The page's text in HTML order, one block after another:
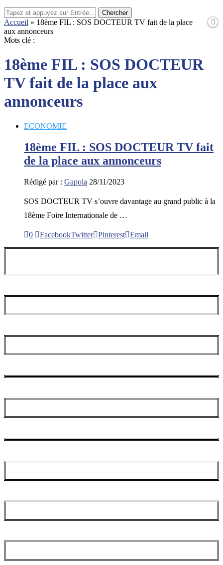
Chercher
Accueil » 18ème FIL : SOS DOCTEUR TV fait de la place
aux annonceurs
Mots clé :
18ème FIL : SOS DOCTEUR
TV fait de la place aux
annonceurs
ECONOMIE
18ème FIL : SOS DOCTEUR TV fait
de la place aux annonceurs
Rédigé par : Gapola 28/11/2023
SOS DOCTEUR TV s’ouvre davantage au grand public à la
18ème Foire Internationale de …
0 FacebookTwitter Pinterest Email